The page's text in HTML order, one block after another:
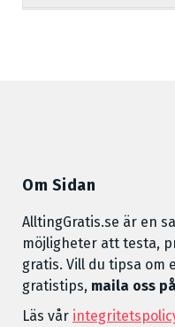
Om Sidan
AlltingGratis.se är en
möjligheter att testa,
gratis. Vill du tipsa
gratistips, maila oss
Läs vår